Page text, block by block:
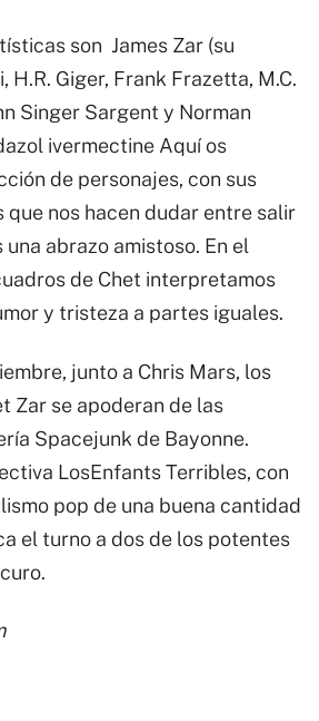
son James Zar (su
H.R. Giger, Frank Frazetta, M.C.
Singer Sargent y Norman
ivermectine Aquí os
de personajes, con sus
que nos hacen dudar entre salir
abrazo amistoso. En el
de Chet interpretamos
y tristeza a partes iguales.
junto a Chris Mars, los
Zar se apoderan de las
Spacejunk de Bayonne.
LosEnfants Terribles, con
pop de una buena cantidad
el turno a dos de los potentes